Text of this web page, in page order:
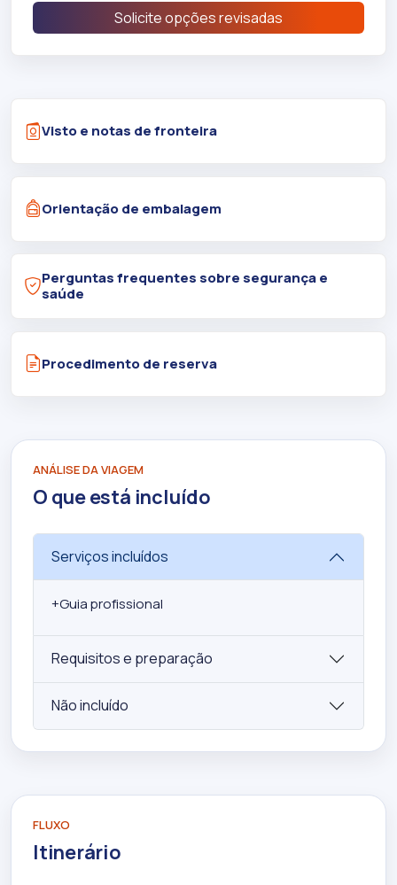
Solicite opções revisadas
Visto e notas de fronteira
Orientação de embalagem
Perguntas frequentes sobre segurança e
saúde
Procedimento de reserva
ANÁLISE DA VIAGEM
O que está incluído
Serviços incluídos
+Guia profissional
Requisitos e preparação
Não incluído
FLUXO
Itinerário